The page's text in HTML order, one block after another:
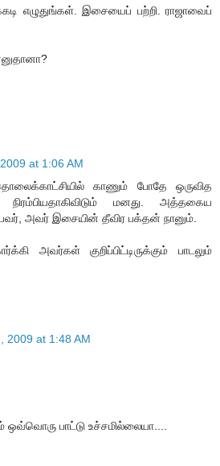
எழுதுங்கள். இசையைப் பற்றி. ராஜாவைப்
at 1:06 AM
காணும் போதே ஒருவித
நிரம்பியதாகிவிடும் மனது. அத்தகைய
அவர் இசையின் தீவிர பக்தன் நானும்.
அவர்கள் குறிப்பிட்டிருக்கும் பாடலும்
2009 at 1:48 AM
பாட்டு உச்சமில்லையா....